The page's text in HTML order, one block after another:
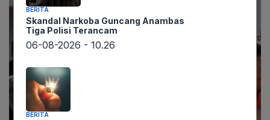
BERITA
Skandal Narkoba Guncang Anambas
Tiga Polisi Terancam
06-08-2026 - 10.26
BERITA